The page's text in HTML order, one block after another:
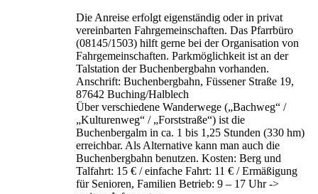
Die Anreise erfolgt eigenständig oder in privat
vereinbarten Fahrgemeinschaften. Das Pfarrbüro
(08145/1503) hilft gerne bei der Organisation von
Fahrgemeinschaften. Parkmöglichkeit ist an der
Talstation der Buchenbergbahn vorhanden.
Anschrift: Buchenbergbahn, Füssener Straße 19,
87642 Buching/Halblech
Über verschiedene Wanderwege („Bachweg“ /
„Kulturenweg“ / „Forststraße“) ist die
Buchenbergalm in ca. 1 bis 1,25 Stunden (330 hm)
erreichbar. Als Alternative kann man auch die
Buchenbergbahn benutzen. Kosten: Berg und
Talfahrt: 15 € / einfache Fahrt: 11 € / Ermäßigung
für Senioren, Familien Betrieb: 9 – 17 Uhr ->